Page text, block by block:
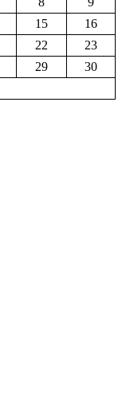
15
16
22
23
29
30